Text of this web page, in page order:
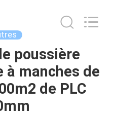
poussière
manches de
de PLC